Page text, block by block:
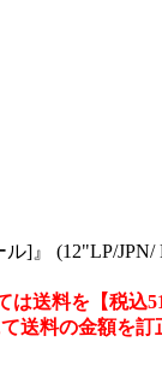
]』 (12"LP/JPN/
送料を【税込
料の金額を